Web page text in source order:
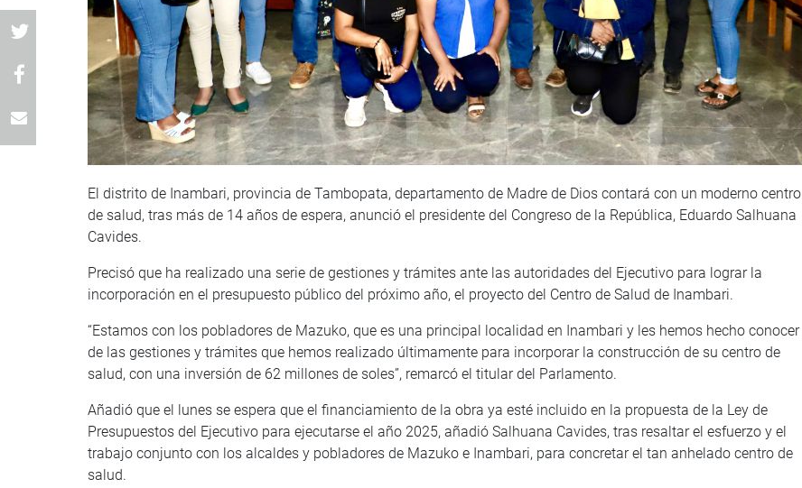
El distrito de Inambari, provincia de Tambopata, departamento de Madre de Dios contará con un moderno centro
de salud, tras más de 14 años de espera, anunció el presidente del Congreso de la República, Eduardo Salhuana
Cavides.
Precisó que ha realizado una serie de gestiones y trámites ante las autoridades del Ejecutivo para lograr la
incorporación en el presupuesto público del próximo año, el proyecto del Centro de Salud de Inambari.
“Estamos con los pobladores de Mazuko, que es una principal localidad en Inambari y les hemos hecho conocer
de las gestiones y trámites que hemos realizado últimamente para incorporar la construcción de su centro de
salud, con una inversión de 62 millones de soles”, remarcó el titular del Parlamento.
Añadió que el lunes se espera que el financiamiento de la obra ya esté incluido en la propuesta de la Ley de
Presupuestos del Ejecutivo para ejecutarse el año 2025, añadió Salhuana Cavides, tras resaltar el esfuerzo y el
trabajo conjunto con los alcaldes y pobladores de Mazuko e Inambari, para concretar el tan anhelado centro de
salud.